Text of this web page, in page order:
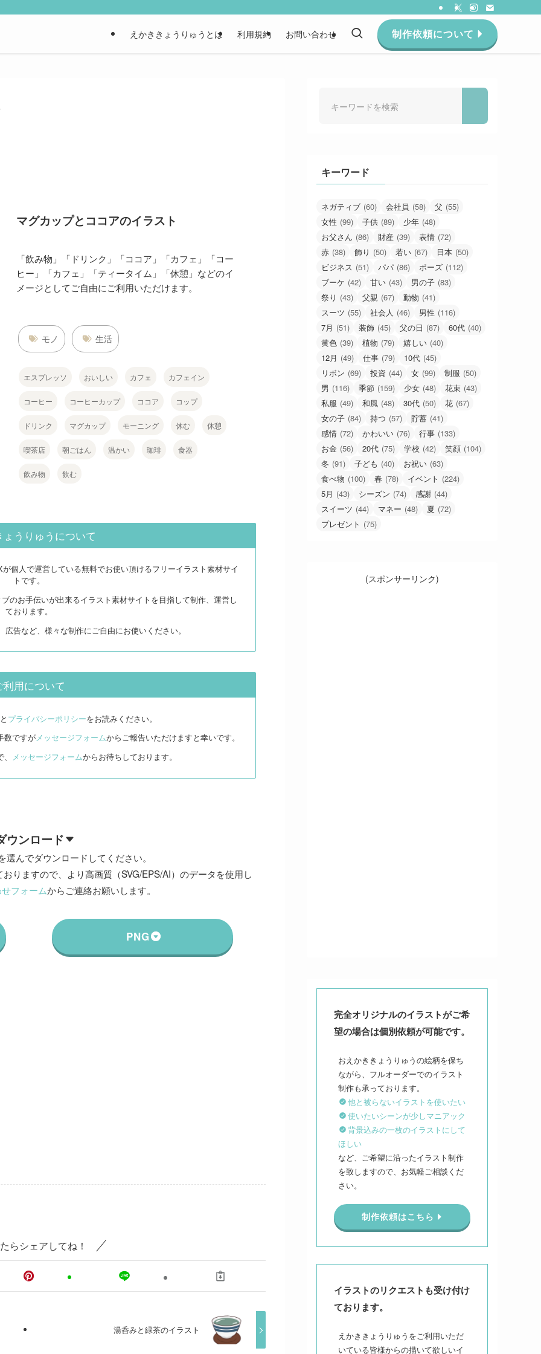
えかききょうりゅうとは 利用規約 お問い合わせ 制作依頼について
マグカップとココアのイラスト
「飲み物」「ドリンク」「ココア」「カフェ」「コー
ヒー」「カフェ」「ティータイム」「休憩」などのイ
メージとしてご自由にご利用いただけます。
モノ 生活
エスプレッソ おいしい カフェ カフェイン
コーヒー コーヒーカップ ココア コップ
ドリンク マグカップ モーニング 休む 休憩
喫茶店 朝ごはん 温かい 珈琲 食器
飲み物 飲む
うりゅうについて
個人で運営している無料でお使い頂けるフリーイラスト素材サイ
トです。
のお手伝いが出来るイラスト素材サイトを目指して制作、運営し
ております。
告など、様々な制作にご自由にお使いください。
利用について
と プライバシーポリシーをお読みください。
数ですがメッセージフォームからご報告いただけますと幸いです。
メッセージフォームからお待ちしております。
ウンロード
んでダウンロードしてください。
りますので、より高画質（SVG/EPS/AI）のデータを使用し
フォームからご連絡お願いします。
PNG
らシェアしてね！
湯呑みと緑茶のイラスト
キーワード
ネガティブ (60) 会社員 (58) 父 (55)
女性 (99) 子供 (89) 少年 (48)
お父さん (86) 財産 (39) 表情 (72)
赤 (38) 飾り (50) 若い (67) 日本 (50)
ビジネス (51) パパ (86) ポーズ (112)
ブーケ (42) 甘い (43) 男の子 (83)
祭り (43) 父親 (67) 動物 (41)
スーツ (55) 社会人 (46) 男性 (116)
7月 (51) 装飾 (45) 父の日 (87) 60代 (40)
黄色 (39) 植物 (79) 嬉しい (40)
12月 (49) 仕事 (79) 10代 (45)
リボン (69) 投資 (44) 女 (99) 制服 (50)
男 (116) 季節 (159) 少女 (48) 花束 (43)
私服 (49) 和風 (48) 30代 (50) 花 (67)
女の子 (84) 持つ (57) 貯蓄 (41)
感情 (72) かわいい (76) 行事 (133)
お金 (56) 20代 (75) 学校 (42) 笑顔 (104)
冬 (91) 子ども (40) お祝い (63)
食べ物 (100) 春 (78) イベント (224)
5月 (43) シーズン (74) 感謝 (44)
スイーツ (44) マネー (48) 夏 (72)
プレゼント (75)
(スポンサーリンク)
完全オリジナルのイラストがご希
望の場合は個別依頼が可能です。
おえかききょうりゅうの絵柄を保ち
ながら、フルオーダーでのイラスト
他と被らないイラストを使いたい
使いたいシーンが少しマニアック
背景込みの一枚のイラストにして
ほしい
など、ご希望に沿ったイラスト制作
を致しますので、お気軽ご相談くだ
さい。
制作依頼はこちら
イラストのリクエストも受け付け
ております。
えかききょうりゅうをご利用いただ
いている皆様からの描いて欲しいイ